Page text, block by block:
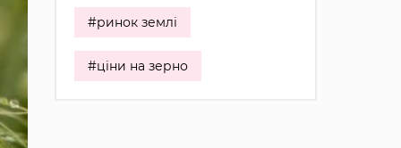
#ринок землі
#ціни на зерно